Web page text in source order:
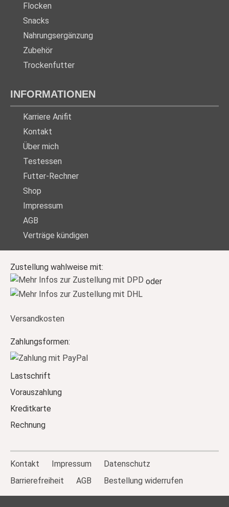
Flocken
Snacks
Nahrungsergänzung
Zubehör
Trockenfutter
INFORMATIONEN
Karriere Anifit
Kontakt
Über mich
Testessen
Futter-Rechner
Shop
Impressum
AGB
Verträge kündigen
Zustellung wahlweise mit:
oder
Versandkosten
Zahlungsformen:
Lastschrift
Vorauszahlung
Kreditkarte
Rechnung
Kontakt Impressum
Datenschutz
Barrierefreiheit
AGB Bestellung widerrufen